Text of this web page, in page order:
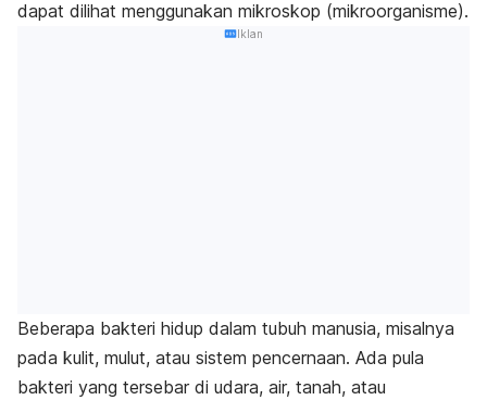
dapat dilihat menggunakan mikroskop (mikroorganisme).
Iklan
Beberapa bakteri hidup dalam tubuh manusia, misalnya
pada kulit, mulut, atau sistem pencernaan. Ada pula
bakteri yang tersebar di udara, air, tanah, atau